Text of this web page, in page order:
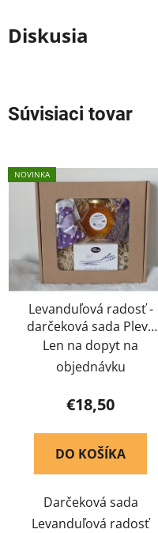
Diskusia
Súvisiaci tovar
NOVINKA
Levanduľová radosť -
darčeková sada Pleva
SK
Len na dopyt na
objednávku
€18,50
DO KOŠÍKA
Darčeková sada
Levanduľová radosť